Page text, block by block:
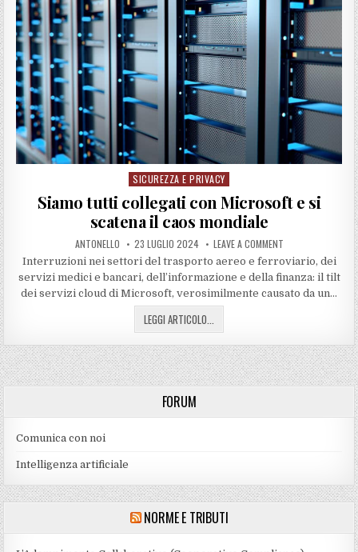
Posted
SICUREZZA E PRIVACY
Siamo tutti collegati con Microsoft e si
scatena il caos mondiale
ANTONELLO 23 LUGLIO 2024 LEAVE A COMMENT
Interruzioni nei settori del trasporto aereo e ferroviario, dei
servizi medici e bancari, dell’informazione e della finanza: il tilt
dei servizi cloud di Microsoft, verosimilmente causato da un…
LEGGI ARTICOLO...
FORUM
Comunica con noi
Intelligenza artificiale
NORME E TRIBUTI